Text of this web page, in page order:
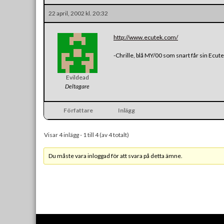
22 april, 2002 kl. 20:32
Evildead
Deltagare
http://www.ecutek.com/
-Chrille, blå MY/00 som snart får sin
Författare Inlägg
Visar 4 inlägg - 1 till 4 (av 4 totalt)
Du måste vara inloggad för att svara på detta ämne.